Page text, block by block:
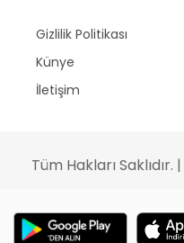
Gizlilik Politikası
Künye
İletişim
Tüm Hakları Saklıdır. |